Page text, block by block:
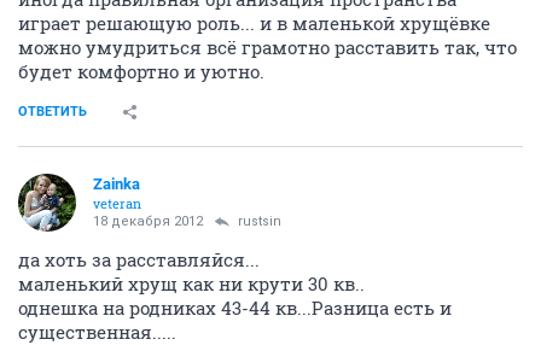
играет решающую роль... и в маленькой хрущёвке
можно умудриться всё грамотно расставить так, что
будет комфортно и уютно.
ОТВЕТИТЬ
Zainka
veteran
18 декабря 2012 rustsin
да хоть за расставляйся...
маленький хрущ как ни крути 30 кв..
однешка на родниках 43-44 кв...Разница есть и
существенная.....